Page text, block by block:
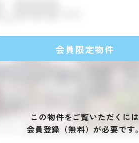
会員限定物件
この物件をご覧いただくには
会員登録（無料）が必要です。